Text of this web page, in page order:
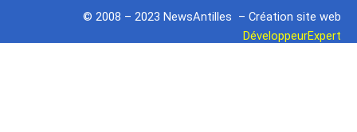
© 2008 – 2023 NewsAntilles – Création site web
DéveloppeurExpert